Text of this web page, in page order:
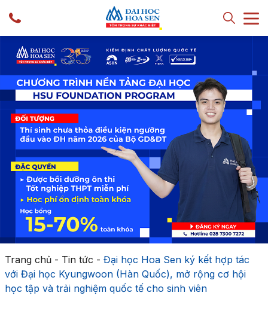
Trang chủ- Tin tức - Đại học Hoa Sen ký kết hợp tác
với Đại học Kyungwoon (Hàn Quốc), mở rộng cơ hội
học tập và trải nghiệm quốc tế cho sinh viên